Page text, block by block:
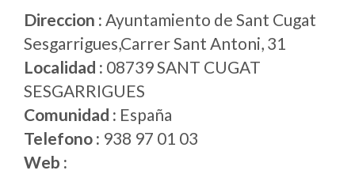
Direccion : Ayuntamiento de Sant Cugat
Sesgarrigues,Carrer Sant Antoni, 31
Localidad : 08739 SANT CUGAT
SESGARRIGUES
Comunidad : España
Telefono : 938 97 01 03
Web :